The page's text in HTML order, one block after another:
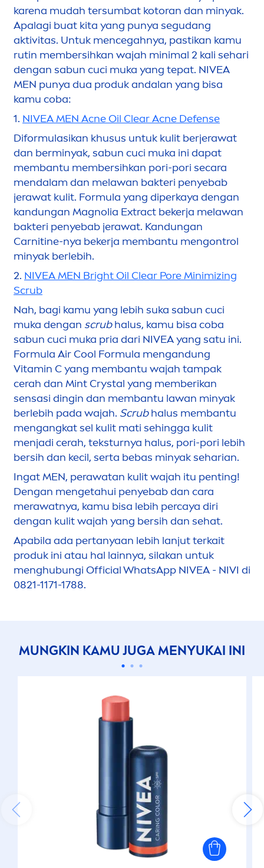
karena mudah tersumbat kotoran dan minyak.
Apalagi buat kita yang punya segudang
aktivitas. Untuk mencegahnya, pastikan kamu
rutin membersihkan wajah minimal 2 kali sehari
dengan sabun cuci muka yang tepat. NIVEA
MEN punya dua produk andalan yang bisa
kamu coba:
1. NIVEAMEN Acne Oil Clear Acne Defense
Diformulasikan khusus untuk kulit berjerawat
dan berminyak, sabun cuci muka ini dapat
membantu membersihkan pori-pori secara
mendalam dan melawan bakteri penyebab
jerawat kulit. Formula yang diperkaya dengan
kandungan Magnolia Extract bekerja melawan
bakteri penyebab jerawat. Kandungan
Carnitine-nya bekerja membantu mengontrol
minyak berlebih.
2. NIVEAMEN Bright Oil Clear Pore Minimizing
Scrub
Nah, bagi kamu yang lebih suka sabun cuci
muka dengan scrubhalus, kamu bisa coba
sabun cuci muka pria dari NIVEAyang satu ini.
Formula Air Cool Formula mengandung
Vitamin C yang membantu wajah tampak
cerah dan Mint Crystal yang memberikan
sensasi dingin dan membantu lawan minyak
berlebih pada wajah. Scrubhalus membantu
mengangkat sel kulit mati sehingga kulit
menjadi cerah, teksturnya halus, pori-pori lebih
bersih dan kecil, serta bebas minyak seharian.
IngatMEN, perawatan kulit wajah itu penting!
Dengan mengetahui penyebab dan cara
merawatnya, kamu bisa lebih percaya diri
dengan kulit wajah yang bersih dan sehat.
Apabila ada pertanyaan lebih lanjut terkait
produk ini atau hal lainnya, silakan untuk
menghubungi Official WhatsApp NIVEA - NIVI di
0821-1171-1788.
MUNGKIN KAMU JUGAMENYUKAI INI